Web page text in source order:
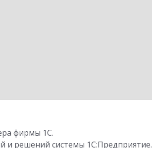
фирмы 1С.
и решений системы 1С:Предприятие.